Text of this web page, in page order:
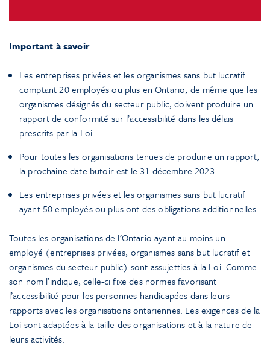
Important à savoir
Les entreprises privées et les organismes sans but lucratif
comptant 20 employés ou plus en Ontario, de même que les
organismes désignés du secteur public, doivent produire un
rapport de conformité sur l’accessibilité dans les délais
prescrits par la Loi.
Pour toutes les organisations tenues de produire un rapport,
la prochaine date butoir est le 31 décembre 2023.
Les entreprises privées et les organismes sans but lucratif
ayant 50 employés ou plus ont des obligations additionnelles.
Toutes les organisations de l’Ontario ayant au moins un
employé (entreprises privées, organismes sans but lucratif et
organismes du secteur public) sont assujetties à la Loi. Comme
son nom l’indique, celle-ci fixe des normes favorisant
l’accessibilité pour les personnes handicapées dans leurs
rapports avec les organisations ontariennes. Les exigences de la
Loi sont adaptées à la taille des organisations et à la nature de
leurs activités.